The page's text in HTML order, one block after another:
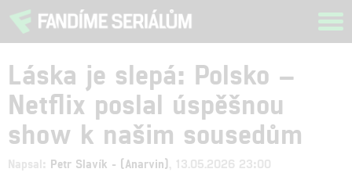
Láska je slepá: Polsko –
Netflix poslal úspěšnou
show k našim sousedům
Napsal: Petr Slavík - (Anarvin) , 13.05.2026 23:00